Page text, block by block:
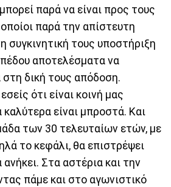
παρά να είναι προς τους
παρά την απίστευτη
συγκινητική τους υποστήριξη
αποτελέσματα να
στη δική τους απόδοση.
ότι είναι κοινή μας
είναι μπροστά. Και
των 30 τελευταίων ετών, με
το κεφάλι, θα επιστρέψει
Στα αστέρια και την
πάμε και στο αγωνιστικό